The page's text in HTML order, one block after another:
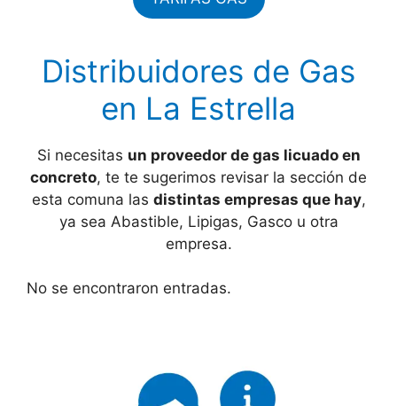
Distribuidores de Gas
en La Estrella
Si necesitas un proveedor de gas licuado en
concreto, te te sugerimos revisar la sección de
esta comuna las distintas empresas que hay,
ya sea Abastible, Lipigas, Gasco u otra
empresa.
No se encontraron entradas.